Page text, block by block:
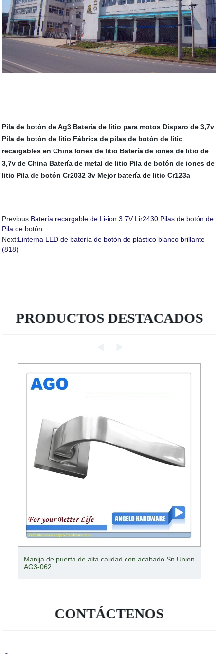
Pila de botón de Ag3 Batería de litio para motos Disparo de 3,7v
Pila de botón de litio Fábrica de pilas de botón de litio
recargables en China Iones de litio Batería de iones de litio de
3,7v de China Batería de metal de litio Pila de botón de iones de
litio Pila de botón Cr2032 3v Mejor batería de litio Cr123a
Previous:Batería recargable de Li-ion 3.7V Lir2430 Pilas de botón de
Pila de botón
Next:Linterna LED de batería de botón de plástico blanco brillante
(818)
PRODUCTOS DESTACADOS
Manija de puerta de alta calidad con acabado Sn Union
AG3-062
CONTÁCTENOS